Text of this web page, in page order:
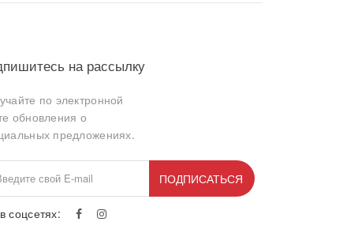
на рассылку
по электронной
обновления о
предложениях.
ПОДПИСАТЬСЯ
соцсетях: